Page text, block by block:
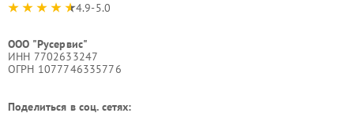
4.9-5.0
ООО "Русервис"
ИНН 7702633247
ОГРН 1077746335776
Поделиться в соц. сетях: